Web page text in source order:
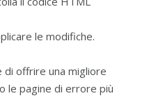
le modifiche.
offrire una migliore
le pagine di errore più